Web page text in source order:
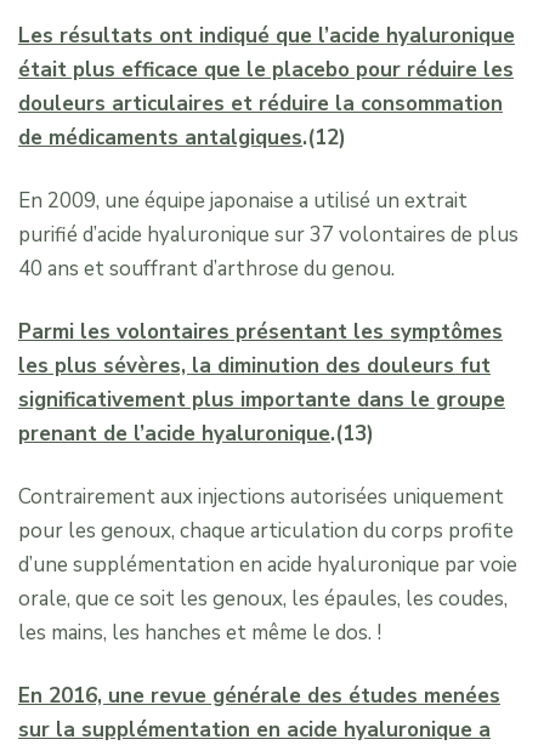
Les résultats ont indiqué que l’acide hyaluronique
était plus efficace que le placebo pour réduire les
douleurs articulaires et réduire la consommation
de médicaments antalgiques.(12)
En 2009, une équipe japonaise a utilisé un extrait
purifié d’acide hyaluronique sur 37 volontaires de plus
40 ans et souffrant d’arthrose du genou.
Parmi les volontaires présentant les symptômes
les plus sévères, la diminution des douleurs fut
significativement plus importante dans le groupe
prenant de l’acide hyaluronique.(13)
Contrairement aux injections autorisées uniquement
pour les genoux, chaque articulation du corps profite
d’une supplémentation en acide hyaluronique par voie
orale, que ce soit les genoux, les épaules, les coudes,
les mains, les hanches et même le dos. !
En 2016, une revue générale des études menées
sur la supplémentation en acide hyaluronique a